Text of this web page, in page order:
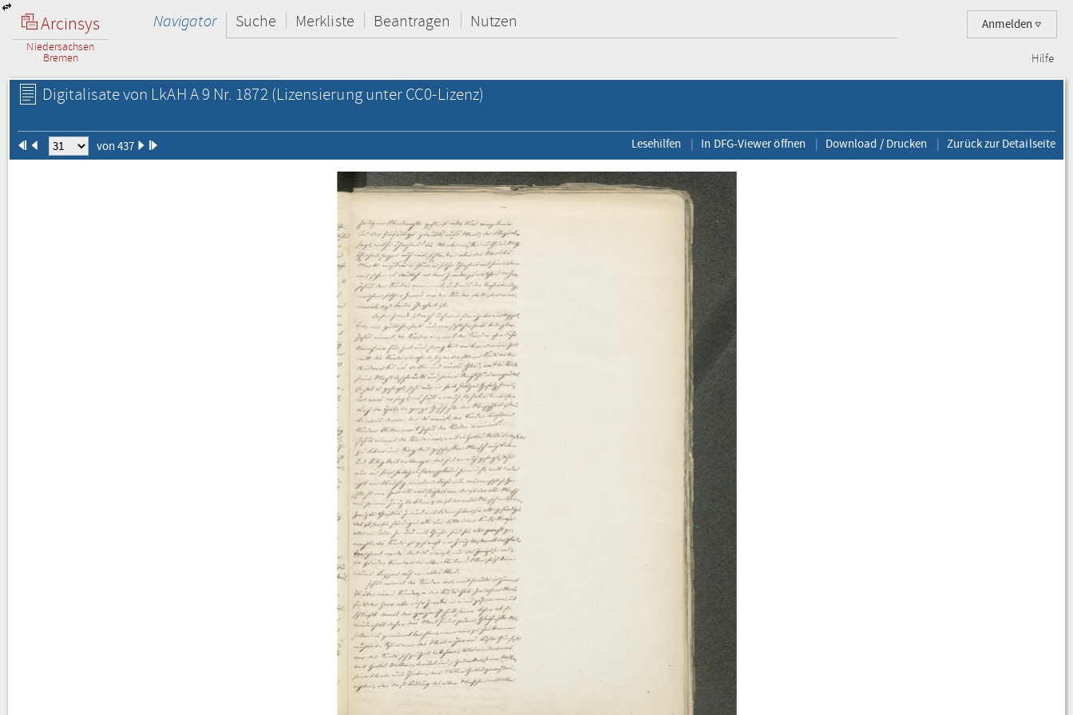
Arcinsys
Niedersachsen
Bremen
Anmelden
Navigator Suche Merkliste Beantragen Nutzen
Hilfe
Digitalisate von LkAH A 9 Nr. 1872 (Lizensierung unter CC0-Lizenz)
von 437 Lesehilfen In DFG-Viewer öffnen Download / Drucken Zurück zur Detailseite